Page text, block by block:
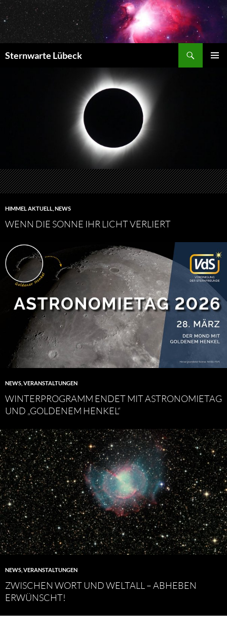
Zum
Inhalt
springen
Sternwarte Lübeck
HIMMEL AKTUELL NEWS
WENN DIE SONNE IHR LICHT VERLIERT
NEWS VERANSTALTUNGEN
WINTERPROGRAMM ENDET MIT ASTRONOMIETAG
UND „GOLDENEM HENKEL“
NEWS VERANSTALTUNGEN
ZWISCHEN WORT UND WELTALL – ABHEBEN
ERWÜNSCHT!